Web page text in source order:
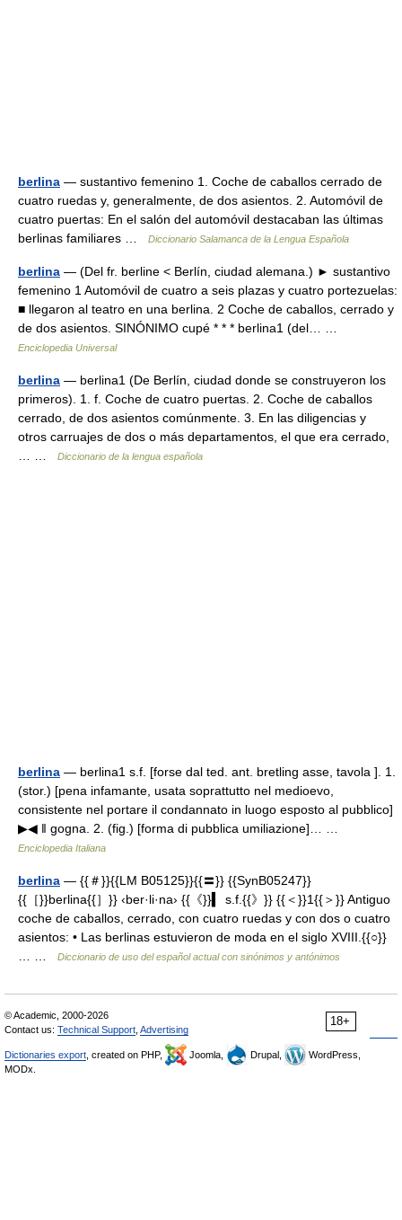
berlina — sustantivo femenino 1. Coche de caballos cerrado de
cuatro ruedas y, generalmente, de dos asientos. 2. Automóvil de
cuatro puertas: En el salón del automóvil destacaban las últimas
berlinas familiares …
Diccionario Salamanca de la Lengua Española
berlina — (Del fr. berline < Berlín, ciudad alemana.) ► sustantivo
femenino 1 Automóvil de cuatro a seis plazas y cuatro portezuelas:
■ llegaron al teatro en una berlina. 2 Coche de caballos, cerrado y
de dos asientos. SINÓNIMO cupé * * * berlina1 (del… …
Enciclopedia Universal
berlina — berlina1 (De Berlín, ciudad donde se construyeron los
primeros). 1. f. Coche de cuatro puertas. 2. Coche de caballos
cerrado, de dos asientos comúnmente. 3. En las diligencias y
otros carruajes de dos o más departamentos, el que era cerrado,
… …
Diccionario de la lengua española
berlina — berlina1 s.f. [forse dal ted. ant. bretling asse, tavola ]. 1.
(stor.) [pena infamante, usata soprattutto nel medioevo,
consistente nel portare il condannato in luogo esposto al pubblico]
▶◀ ‖ gogna. 2. (fig.) [forma di pubblica umiliazione]… …
Enciclopedia Italiana
berlina — {{＃}}{{LM B05125}}{{〓}} {{SynB05247}}
{{［}}berlina{{］}} ‹ber·li·na› {{《}}▍ s.f.{{》}} {{＜}}1{{＞}} Antiguo
coche de caballos, cerrado, con cuatro ruedas y con dos o cuatro
asientos: • Las berlinas estuvieron de moda en el siglo XVIII.{{○}}
… …
Diccionario de uso del español actual con sinónimos y antónimos
18+
© Academic, 2000-2026
Contact us: Technical Support Advertising
Dictionaries export , created on PHP, Joomla, Drupal,
WordPress,
MODx.